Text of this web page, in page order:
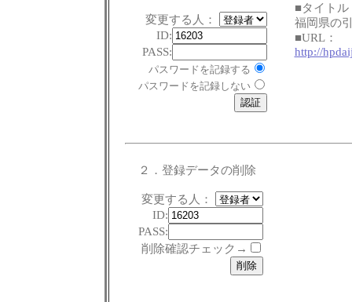
変更する人：
ID:
PASS:
パスワードを記録する
パスワードを記録しない
■タイトル
福岡県の
■URL：
http://
２．登録データの削除
変更する人：
ID:
PASS:
削除確認チェック→